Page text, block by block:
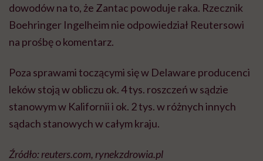
dowodów na to, że Zantac powoduje raka. Rzecznik
Boehringer Ingelheim nie odpowiedział Reutersowi
na prośbę o komentarz.
Poza sprawami toczącymi się w Delaware producenci
leków stoją w obliczu ok. 4 tys. roszczeń w sądzie
stanowym w Kalifornii i ok. 2 tys. w różnych innych
sądach stanowych w całym kraju.
Źródło: reuters.com, rynekzdrowia.pl